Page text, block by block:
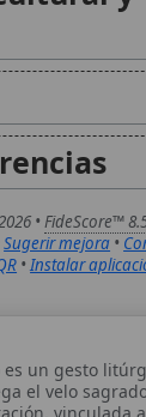
litúrgica
litúrgico católico,
todas las vigilias».
Santo,
antes
editorial
por el
Las
basadas y
catolicas:
fuentes
documentos
editorial →